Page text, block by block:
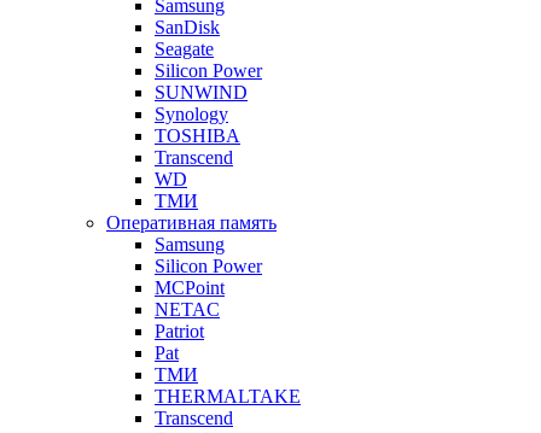
Samsung
SanDisk
Seagate
Silicon Power
SUNWIND
Synology
TOSHIBA
Transcend
WD
ТМИ
Оперативная память
Samsung
Silicon Power
MCPoint
NETAC
Patriot
Pat
ТМИ
THERMALTAKE
Transcend